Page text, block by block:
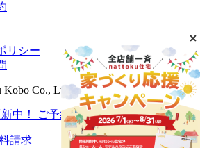
リシー
Co., Ltd.
請求